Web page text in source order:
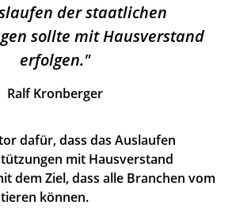
der staatlichen
sollte mit Hausverstand
erfolgen.
Ralf Kronberger
dafür, dass das Auslaufen
mit Hausverstand
dem Ziel, dass alle Branchen vom
können.